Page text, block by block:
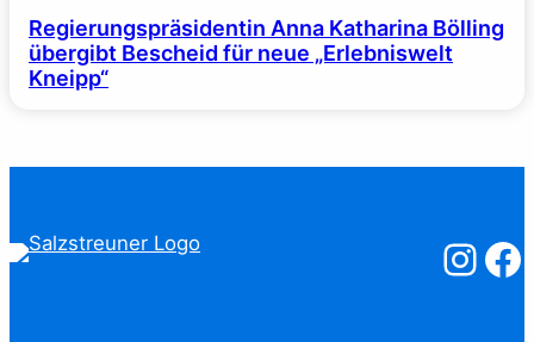
Regierungspräsidentin Anna Katharina Bölling
übergibt Bescheid für neue „Erlebniswelt
Kneipp“